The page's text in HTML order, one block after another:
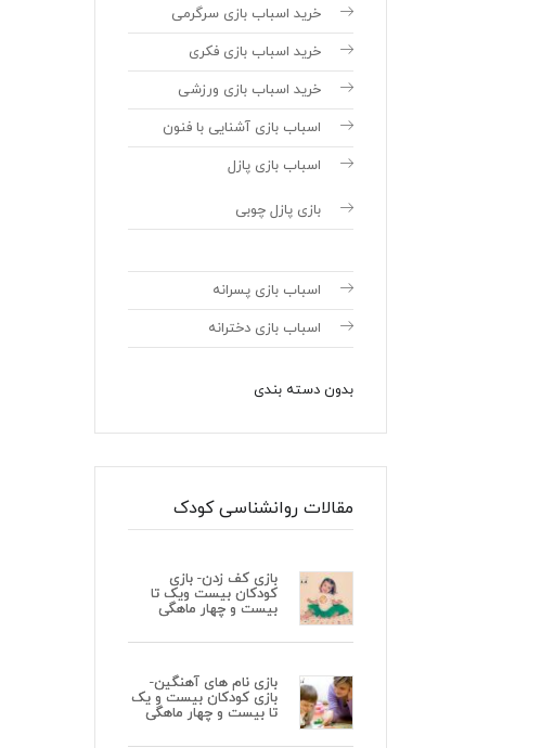
خرید اسباب بازی سرگرمی
خرید اسباب بازی فکری
خرید اسباب بازی ورزشی
اسباب بازی آشنایی با فنون
اسباب بازی پازل
بازی پازل چوبی
اسباب بازی پسرانه
اسباب بازی دخترانه
بدون دسته بندی
مقالات روانشناسی کودک
بازی کف زدن- بازی
کودکان بیست ویک تا
بیست و چهار ماهگی
بازی نام های آهنگین-
بازی کودکان بیست و یک
تا بیست و چهار ماهگی